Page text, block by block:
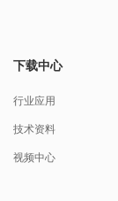
下载中心
行业应用
技术资料
视频中心